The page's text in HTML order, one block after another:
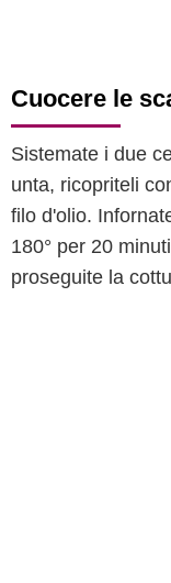
Cuocere le
Sistemate i due
unta, ricopriteli
filo d'olio.
180° per 20
proseguite la